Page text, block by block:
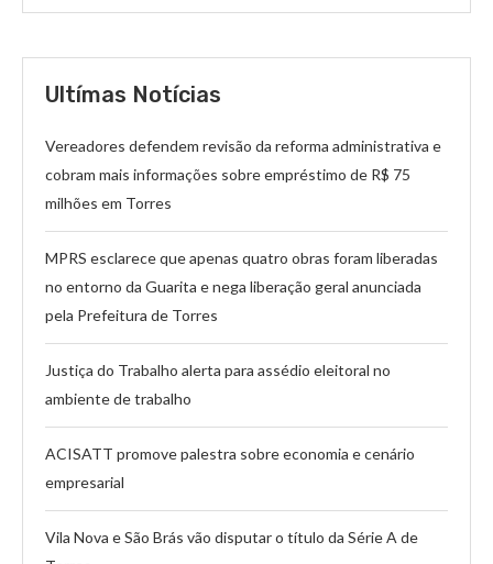
Ultímas Notícias
Vereadores defendem revisão da reforma administrativa e
cobram mais informações sobre empréstimo de R$ 75
milhões em Torres
MPRS esclarece que apenas quatro obras foram liberadas
no entorno da Guarita e nega liberação geral anunciada
pela Prefeitura de Torres
Justiça do Trabalho alerta para assédio eleitoral no
ambiente de trabalho
ACISATT promove palestra sobre economia e cenário
empresarial
Vila Nova e São Brás vão disputar o título da Série A de